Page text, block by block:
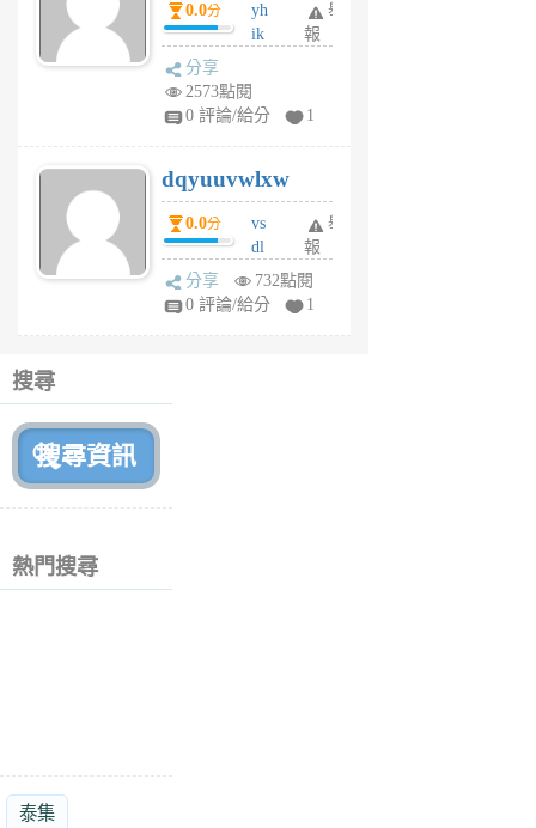
前
0.0分
yh
ik
tu
6
個
月
前
舉
報
分享
2573點閱
0 評論/給分
1
dqyuuvwlxw
0.0分
vs
dl
sq
fy
舉
報
分享
732點閱
0 評論/給分
1
搜尋
熱門搜尋
泰集